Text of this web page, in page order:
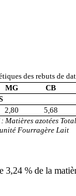
des rebuts de
MG CB
2,80 5,68
azotées
Fourragère Lait
3,24 % de la